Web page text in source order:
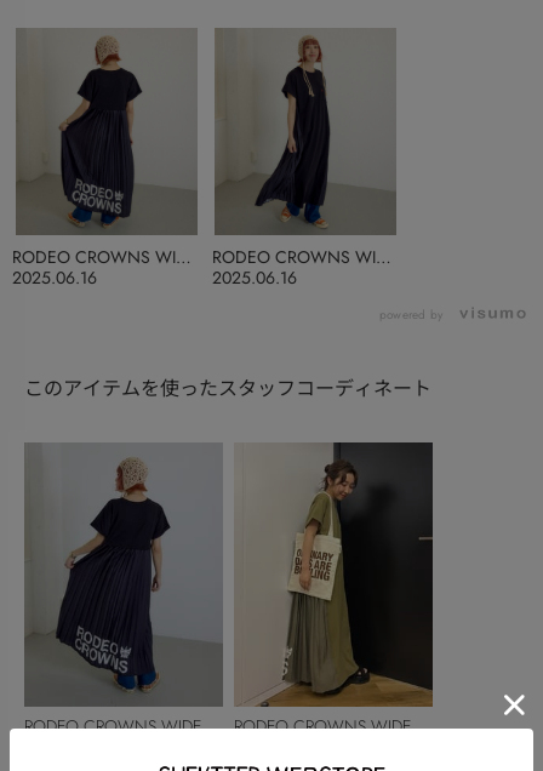
2025.06.16
RODEO CROWNS WIDE
BOWL
2025.06.16
RODEO CROWNS WIDE
BOWL
powered by
このアイテムを使ったスタッフコーディネート
RODEO CROWNS WIDE
RODEO CROWNS WIDE